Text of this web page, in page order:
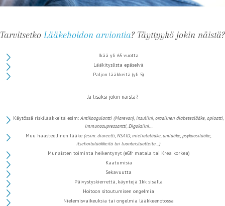
Tarvitsetko Lääkehoidon arviontia? Täyttyykö jokin näistä?
Ikää yli 65 vuotta
Lääkityslista epäselvä
Paljon lääkkeitä (yli 5)
Ja lisäksi jokin näistä?
Käytössä riskilääkkeitä esim: Antikoagulantti (Marevan), insuliini, oraalinen diabeteslääke, opiaatti,
immunosupressantti, Digoksiini…
Muu haasteellinen lääke (esim. diureetti, NSAID, mielialalääke, unilääke, psykoosilääke,
itsehoitolääkkeitä tai luontaistuotteita…)
Munaisten toiminta heikentynyt (eGfr matala tai Krea korkea)
Kaatumisia
Sekavuutta
Päivystyskierrettä, käyntejä 1kk sisällä
Hoitoon sitoutumisen ongelmia
Nielemisvaikeuksia tai ongelmia lääkkeenotossa